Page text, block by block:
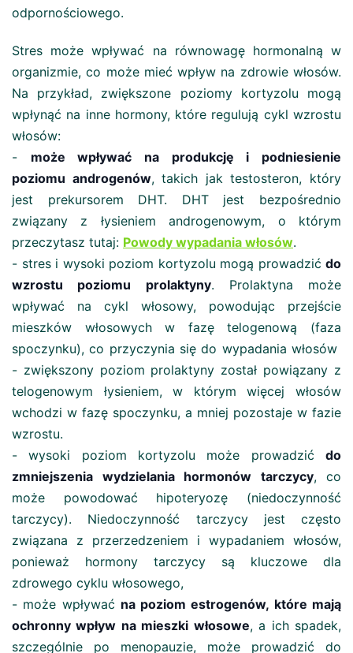
odpornościowego​.
Stres może wpływać na równowagę hormonalną w
organizmie, co może mieć wpływ na zdrowie włosów.
Na przykład, zwiększone poziomy kortyzolu mogą
wpłynąć na inne hormony, które regulują cykl wzrostu
włosów:
- może wpływać na produkcję i podniesienie
poziomu androgenów, takich jak testosteron, który
jest prekursorem DHT. DHT jest bezpośrednio
związany z łysieniem androgenowym, o którym
przeczytasz tutaj: Powody wypadania włosów.
- stres i wysoki poziom kortyzolu mogą prowadzić do
wzrostu poziomu prolaktyny. Prolaktyna może
wpływać na cykl włosowy, powodując przejście
mieszków włosowych w fazę telogenową (faza
spoczynku), co przyczynia się do wypadania włosów
- zwiększony poziom prolaktyny został powiązany z
telogenowym łysieniem, w którym więcej włosów
wchodzi w fazę spoczynku, a mniej pozostaje w fazie
wzrostu.
- wysoki poziom kortyzolu może prowadzić do
zmniejszenia wydzielania hormonów tarczycy, co
może powodować hipoteryozę (niedoczynność
tarczycy). Niedoczynność tarczycy jest często
związana z przerzedzeniem i wypadaniem włosów,
ponieważ hormony tarczycy są kluczowe dla
zdrowego cyklu włosowego,
- może wpływać na poziom estrogenów, które mają
ochronny wpływ na mieszki włosowe, a ich spadek,
szczególnie po menopauzie, może prowadzić do